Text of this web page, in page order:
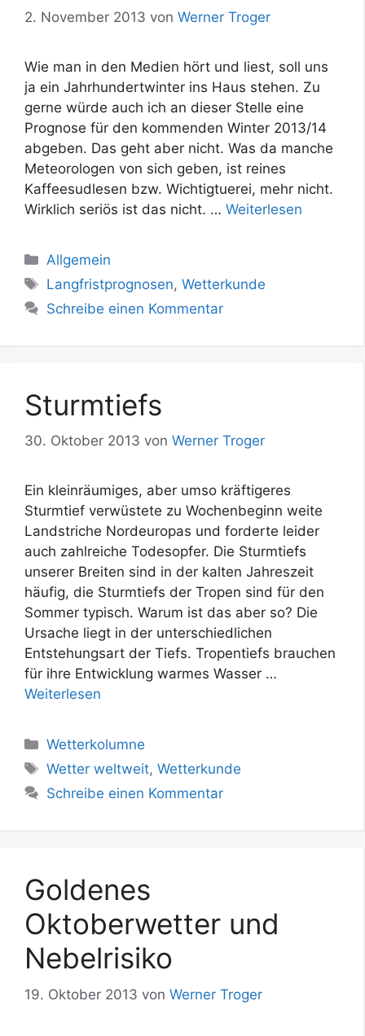
2. November 2013 von Werner Troger
Wie man in den Medien hört und liest, soll uns
ja ein Jahrhundertwinter ins Haus stehen. Zu
gerne würde auch ich an dieser Stelle eine
Prognose für den kommenden Winter 2013/14
abgeben. Das geht aber nicht. Was da manche
Meteorologen von sich geben, ist reines
Kaffeesudlesen bzw. Wichtigtuerei, mehr nicht.
Wirklich seriös ist das nicht. … Weiterlesen
Kategorien
Allgemein
Schlagwörter
Langfristprognosen,Wetterkunde
Schreibe einen Kommentar
Sturmtiefs
30. Oktober 2013 von Werner Troger
Ein kleinräumiges, aber umso kräftigeres
Sturmtief verwüstete zu Wochenbeginn weite
Landstriche Nordeuropas und forderte leider
auch zahlreiche Todesopfer. Die Sturmtiefs
unserer Breiten sind in der kalten Jahreszeit
häufig, die Sturmtiefs der Tropen sind für den
Sommer typisch. Warum ist das aber so? Die
Ursache liegt in der unterschiedlichen
Entstehungsart der Tiefs. Tropentiefs brauchen
für ihre Entwicklung warmes Wasser …
Weiterlesen
Kategorien
Wetterkolumne
Schlagwörter
Wetter weltweit,Wetterkunde
Schreibe einen Kommentar
Goldenes
Oktoberwetter und
Nebelrisiko
19. Oktober 2013 von Werner Troger